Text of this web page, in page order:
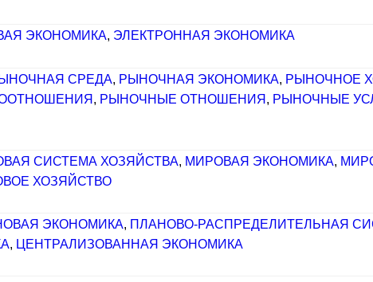
ЭКОНОМИКА, ЭЛЕКТРОННАЯ ЭКОНОМИКА
СРЕДА, РЫНОЧНАЯ ЭКОНОМИКА, РЫНОЧНОЕ
, РЫНОЧНЫЕ ОТНОШЕНИЯ , РЫНОЧНЫЕ
СИСТЕМА ХОЗЯЙСТВА, МИРОВАЯ ЭКОНОМИКА,
ХОЗЯЙСТВО
ЭКОНОМИКА, ПЛАНОВО-РАСПРЕДЕЛИТЕЛЬНАЯ
, ЦЕНТРАЛИЗОВАННАЯ ЭКОНОМИКА